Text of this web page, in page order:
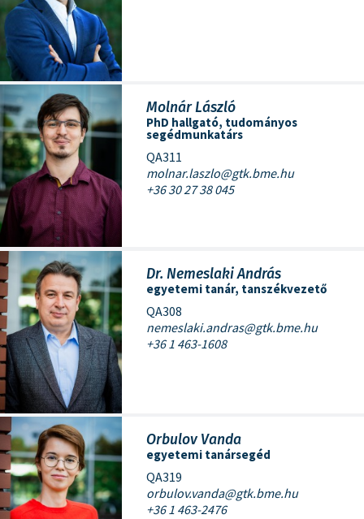
Molnár László
PhD hallgató, tudományos
segédmunkatárs
QA311
molnar.laszlo@gtk.bme.hu
+36 30 27 38 045
Dr. Nemeslaki András
egyetemi tanár, tanszékvezető
QA308
nemeslaki.andras@gtk.bme.hu
+36 1 463-1608
Orbulov Vanda
egyetemi tanársegéd
QA319
orbulov.vanda@gtk.bme.hu
+36 1 463-2476